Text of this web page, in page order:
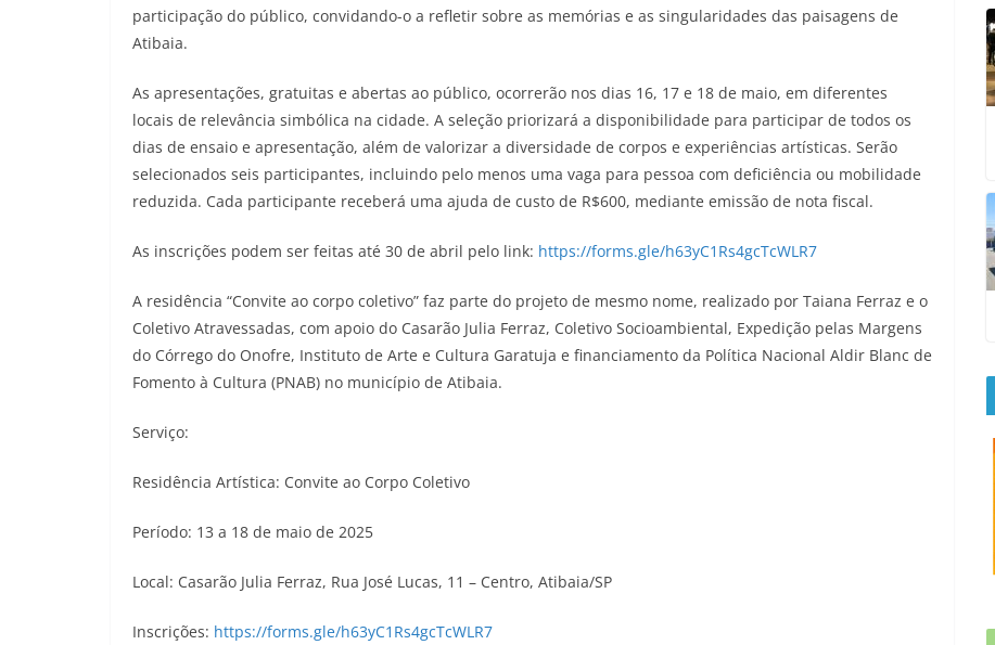
participação do público, convidando-o a refletir sobre as memórias e as singularidades das paisagens de
Atibaia.
As apresentações, gratuitas e abertas ao público, ocorrerão nos dias 16, 17 e 18 de maio, em diferentes
locais de relevância simbólica na cidade. A seleção priorizará a disponibilidade para participar de todos os
dias de ensaio e apresentação, além de valorizar a diversidade de corpos e experiências artísticas. Serão
selecionados seis participantes, incluindo pelo menos uma vaga para pessoa com deficiência ou mobilidade
reduzida. Cada participante receberá uma ajuda de custo de R$600, mediante emissão de nota fiscal.
As inscrições podem ser feitas até 30 de abril pelo link: https://forms.gle/h63yC1Rs4gcTcWLR7
A residência “Convite ao corpo coletivo” faz parte do projeto de mesmo nome, realizado por Taiana Ferraz e o
Coletivo Atravessadas, com apoio do Casarão Julia Ferraz, Coletivo Socioambiental, Expedição pelas Margens
do Córrego do Onofre, Instituto de Arte e Cultura Garatuja e financiamento da Política Nacional Aldir Blanc de
Fomento à Cultura (PNAB) no município de Atibaia.
Serviço:
Residência Artística: Convite ao Corpo Coletivo
Período: 13 a 18 de maio de 2025
Local: Casarão Julia Ferraz, Rua José Lucas, 11 – Centro, Atibaia/SP
Inscrições: https://forms.gle/h63yC1Rs4gcTcWLR7